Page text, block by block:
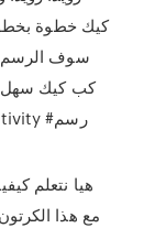
كيك خطوة
سوف الرسم
كب كيك سهل
الرسم رسم وإبداع Drawing and creativity #رسم
هيا نتعلم
مع هذا